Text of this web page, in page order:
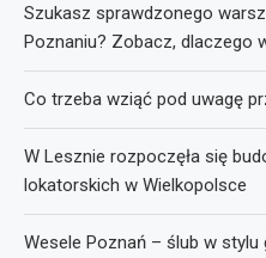
Szukasz sprawdzonego
Poznaniu? Zobacz, dlaczego
Co trzeba wziąć pod uwagę
W Lesznie rozpoczęła się
lokatorskich w Wielkopolsce
Wesele Poznań – ślub w